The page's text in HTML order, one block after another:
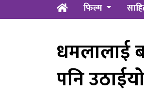
फिल्म
धमलालाई
पनि